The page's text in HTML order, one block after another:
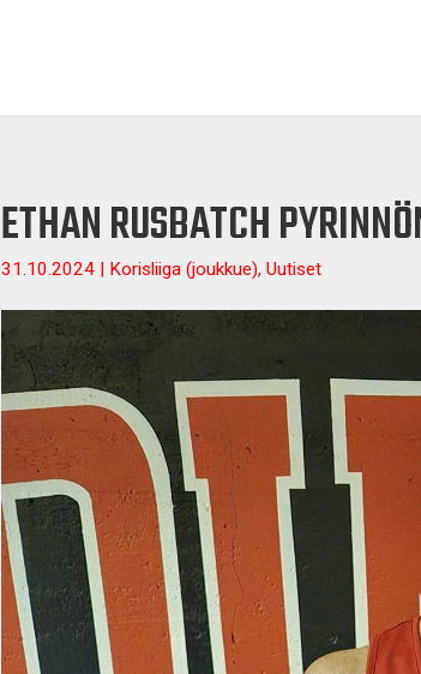
ETHAN RUSBATCH
31.10.2024 | Korisliiga (joukkue), Uutiset